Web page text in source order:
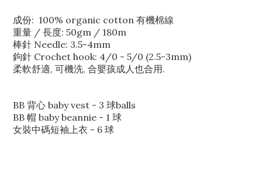
成份: 100% organic cotton 有機棉線
重量 / 長度: 50gm / 180m
棒針 Needle: 3.5-4mm
鉤針 Crochet hook: 4/0 - 5/0 (2.5-3mm)
柔軟舒適, 可機洗, 合嬰孩成人也合用.
BB 背心 baby vest - 3 球balls
BB 帽 baby beannie - 1 球
女裝中碼短袖上衣 - 6 球